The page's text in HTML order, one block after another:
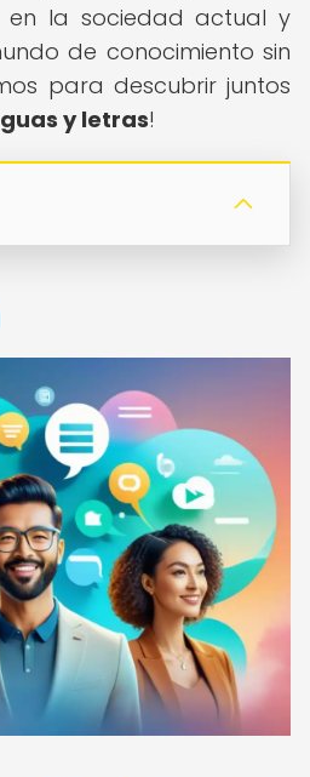
en la sociedad actual y
de conocimiento sin
para descubrir juntos
y letras!